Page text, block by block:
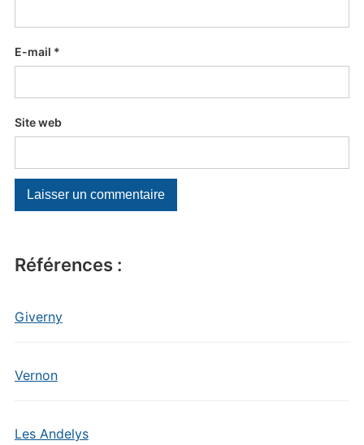
Références :
Giverny
Vernon
Les Andelys
E-mail *
Site web